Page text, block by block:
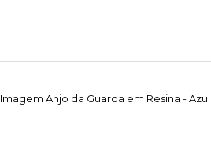
Imagem Anjo da Guarda em Resina - Azul